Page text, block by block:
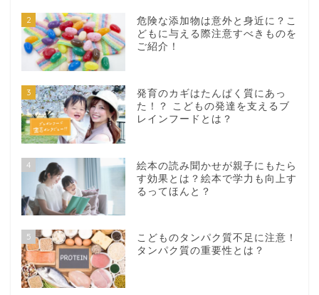
2
危険な添加物は意外と身近に？こ
どもに与える際注意すべきものを
ご紹介！
3
発育のカギはたんぱく質にあっ
た！？ こどもの発達を支えるブ
レインフードとは？
4
絵本の読み聞かせが親子にもたら
す効果とは？絵本で学力も向上す
るってほんと？
5
こどものタンパク質不足に注意！
タンパク質の重要性とは？